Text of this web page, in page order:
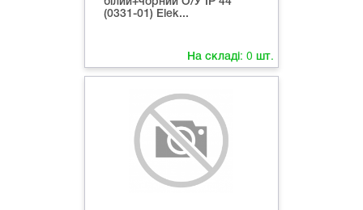
(0331-01) Elek...
На складі: 0 шт.